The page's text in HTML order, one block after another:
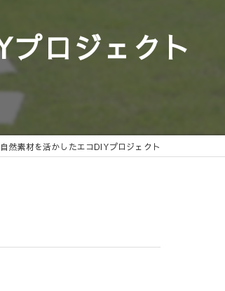
ッキング
ロジェクト
然素材を活かしたエコDIYプロジェクト